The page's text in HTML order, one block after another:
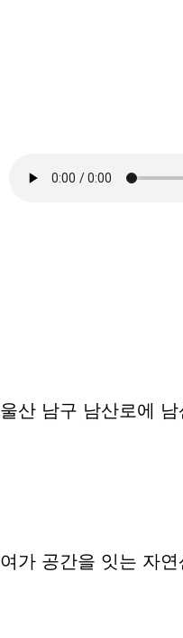
울산 남구 남산로에
여가 공간을 잇는 자